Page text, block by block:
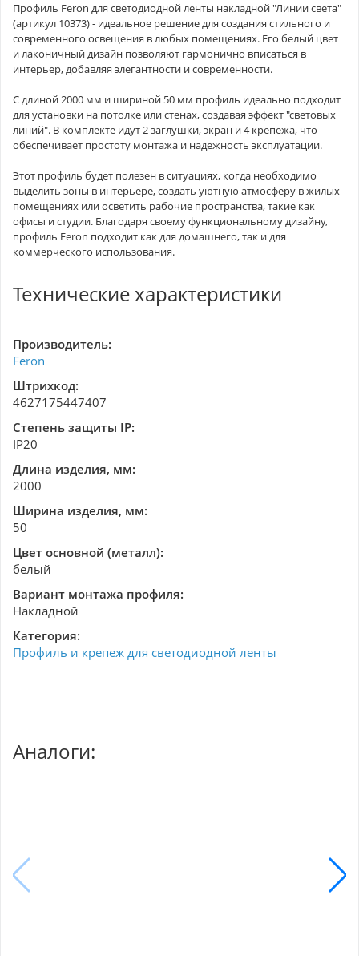
Профиль Feron для светодиодной ленты накладной "Линии света"
(артикул 10373) - идеальное решение для создания стильного и
современного освещения в любых помещениях. Его белый цвет
и лаконичный дизайн позволяют гармонично вписаться в
интерьер, добавляя элегантности и современности.
С длиной 2000 мм и шириной 50 мм профиль идеально подходит
для установки на потолке или стенах, создавая эффект "световых
линий". В комплекте идут 2 заглушки, экран и 4 крепежа, что
обеспечивает простоту монтажа и надежность эксплуатации.
Этот профиль будет полезен в ситуациях, когда необходимо
выделить зоны в интерьере, создать уютную атмосферу в жилых
помещениях или осветить рабочие пространства, такие как
офисы и студии. Благодаря своему функциональному дизайну,
профиль Feron подходит как для домашнего, так и для
коммерческого использования.
Технические характеристики
Производитель:
Feron
Штрихкод:
4627175447407
Степень защиты IP:
IP20
Длина изделия, мм:
2000
Ширина изделия, мм:
50
Цвет основной (металл):
белый
Вариант монтажа профиля:
Накладной
Категория:
Профиль и крепеж для светодиодной ленты
Аналоги: